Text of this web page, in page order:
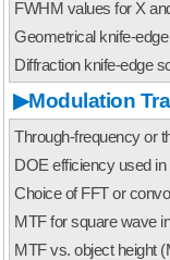
FWHM values for X
Geometrical knife-
Diffraction knife-edge
▶Modulation
Through-frequency or
DOE efficiency used
Choice of FFT or
MTF for square wave
MTF vs. object height